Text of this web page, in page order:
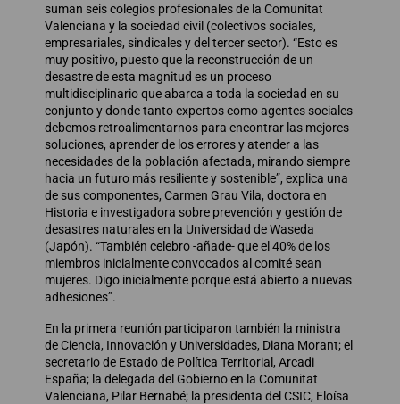
suman seis colegios profesionales de la Comunitat
Valenciana y la sociedad civil (colectivos sociales,
empresariales, sindicales y del tercer sector). “Esto es
muy positivo, puesto que la reconstrucción de un
desastre de esta magnitud es un proceso
multidisciplinario que abarca a toda la sociedad en su
conjunto y donde tanto expertos como agentes sociales
debemos retroalimentarnos para encontrar las mejores
soluciones, aprender de los errores y atender a las
necesidades de la población afectada, mirando siempre
hacia un futuro más resiliente y sostenible”, explica una
de sus componentes, Carmen Grau Vila, doctora en
Historia e investigadora sobre prevención y gestión de
desastres naturales en la Universidad de Waseda
(Japón). “También celebro -añade- que el 40% de los
miembros inicialmente convocados al comité sean
mujeres. Digo inicialmente porque está abierto a nuevas
adhesiones”.
En la primera reunión participaron también la ministra
de Ciencia, Innovación y Universidades, Diana Morant; el
secretario de Estado de Política Territorial, Arcadi
España; la delegada del Gobierno en la Comunitat
Valenciana, Pilar Bernabé; la presidenta del CSIC, Eloísa